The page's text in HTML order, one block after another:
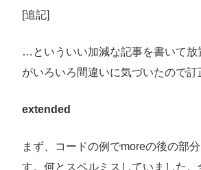
[追記]
…といういい加減な記事を書いて放
がいろいろ間違いに気づいたので訂
extended
まず、コードの例でmoreの後の部分
す。何とスペルミスしていました。